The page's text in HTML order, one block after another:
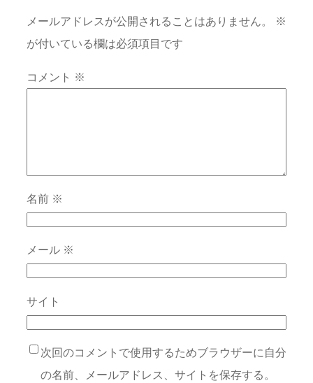
メールアドレスが公開されることはありません。
※
が付いている欄は必須項目です
コメント ※
名前 ※
メール ※
サイト
次回のコメントで使用するためブラウザーに自分
の名前、メールアドレス、サイトを保存する。